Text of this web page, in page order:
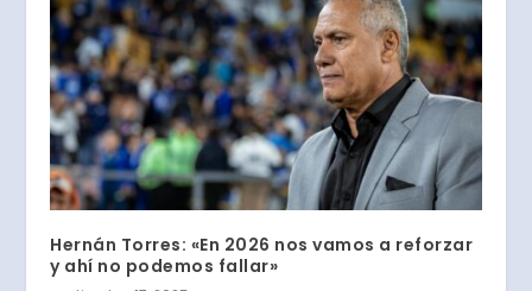
Hernán Torres: «En 2026 nos vamos a reforzar
y ahí no podemos fallar»